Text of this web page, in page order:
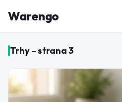
Warengo
Trhy– strana3